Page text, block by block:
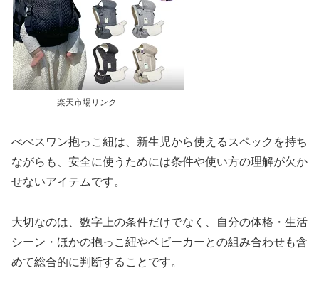
楽天市場リンク
べべスワン抱っこ紐は、新生児から使えるスペックを持ち
ながらも、安全に使うためには条件や使い方の理解が欠か
せないアイテムです。
大切なのは、数字上の条件だけでなく、自分の体格・生活
シーン・ほかの抱っこ紐やベビーカーとの組み合わせも含
めて総合的に判断することです。